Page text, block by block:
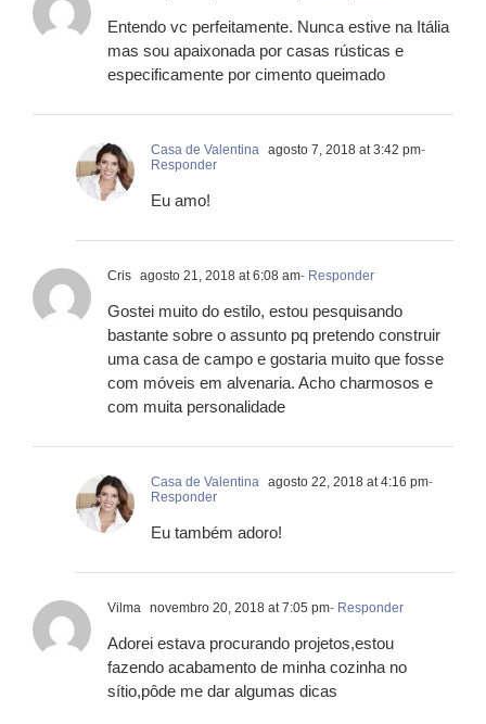
Entendo vc perfeitamente. Nunca estive na Itália
mas sou apaixonada por casas rústicas e
especificamente por cimento queimado
Casa de Valentina agosto 7, 2018 at 3:42 pm-
Responder
Eu amo!
Cris agosto 21, 2018 at 6:08 am- Responder
Gostei muito do estilo, estou pesquisando
bastante sobre o assunto pq pretendo construir
uma casa de campo e gostaria muito que fosse
com móveis em alvenaria. Acho charmosos e
com muita personalidade
Casa de Valentina agosto 22, 2018 at 4:16 pm-
Responder
Eu também adoro!
Vilma novembro 20, 2018 at 7:05 pm- Responder
Adorei estava procurando projetos,estou
fazendo acabamento de minha cozinha no
sítio,pôde me dar algumas dicas